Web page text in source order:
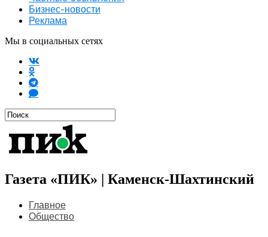
Бизнес-новости
Реклама
Мы в социальных сетях
Газета «ПИК» | Каменск-Шахтинский
Главное
Общество